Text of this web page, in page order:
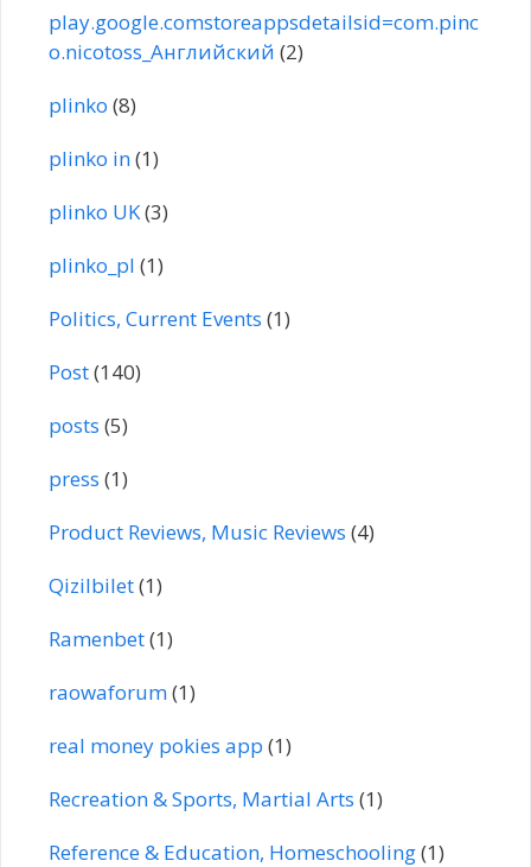
play.google.comstoreappsdetailsid=com.pinc
o.nicotoss_Английский (2)
plinko (8)
plinko in(1)
plinko UK(3)
plinko_pl (1)
Politics, Current Events (1)
Post(140)
posts (5)
press (1)
Product Reviews, Music Reviews (4)
Qizilbilet(1)
Ramenbet(1)
raowaforum(1)
real money pokies app (1)
Recreation & Sports, Martial Arts (1)
Reference & Education, Homeschooling(1)